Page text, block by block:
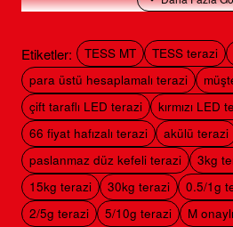
6 V 4.5 Ah aküyle 50 saate kadar
belgeli yapı
TESS MT Hangi
TESS MT, kilogram üzerinden satılan
ölçmek, ürünün birim fiyatını girmek
otomatik olarak hesaplamak için
gövdesi, çift taraflı LED ekranı ve
yoğun müşteri trafiğinin bulunduğu
Etiketler: TESS MT TESS terazi
para üstü hesaplamalı terazi
çift taraflı LED terazi
kırmızı LED
66 fiyat hafızalı terazi
akülü terazi
paslanmaz düz kefeli terazi
3kg
15kg terazi
30kg terazi 0.5/1g
2/5g terazi
5/10g terazi
M